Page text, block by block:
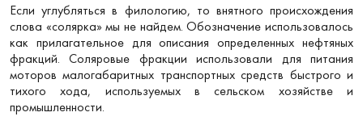
Если углубляться в филологию, то внятного происхождения
слова «солярка» мы не найдем. Обозначение использовалось
как прилагательное для описания определенных нефтяных
фракций. Соляровые фракции использовали для питания
моторов малогабаритных транспортных средств быстрого и
тихого хода, используемых в сельском хозяйстве и
промышленности.